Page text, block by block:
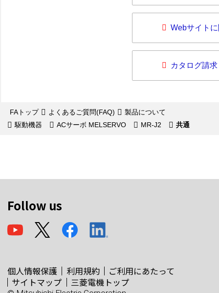
Webサイト
カタログ請求
FAトップ よくあるご質問(FAQ)
製品について
駆動機器
ACサーボ MELSERVO MR-J2 共通
Follow us
個人情報保護 利用規約
ご利用にあたって
サイトマップ
三菱電機トップ